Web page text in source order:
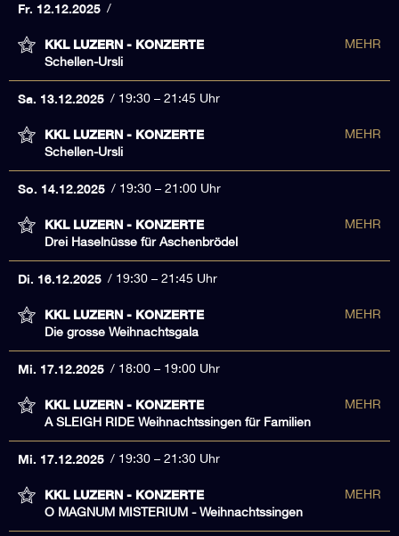
Fr. 12.12.2025
KKL LUZERN - KONZERTE
Schellen-Ursli
MEHR
Sa. 13.12.2025 19:30 – 21:45 Uhr
KKL LUZERN - KONZERTE
Schellen-Ursli
MEHR
So. 14.12.2025 19:30 – 21:00 Uhr
KKL LUZERN - KONZERTE
Drei Haselnüsse für Aschenbrödel
MEHR
Di. 16.12.2025 19:30 – 21:45 Uhr
KKL LUZERN - KONZERTE
Die grosse Weihnachtsgala
MEHR
Mi. 17.12.2025 18:00 – 19:00 Uhr
KKL LUZERN - KONZERTE
A SLEIGH RIDE Weihnachtssingen für Familien
MEHR
Mi. 17.12.2025 19:30 – 21:30 Uhr
KKL LUZERN - KONZERTE
O MAGNUM MISTERIUM - Weihnachtssingen
MEHR